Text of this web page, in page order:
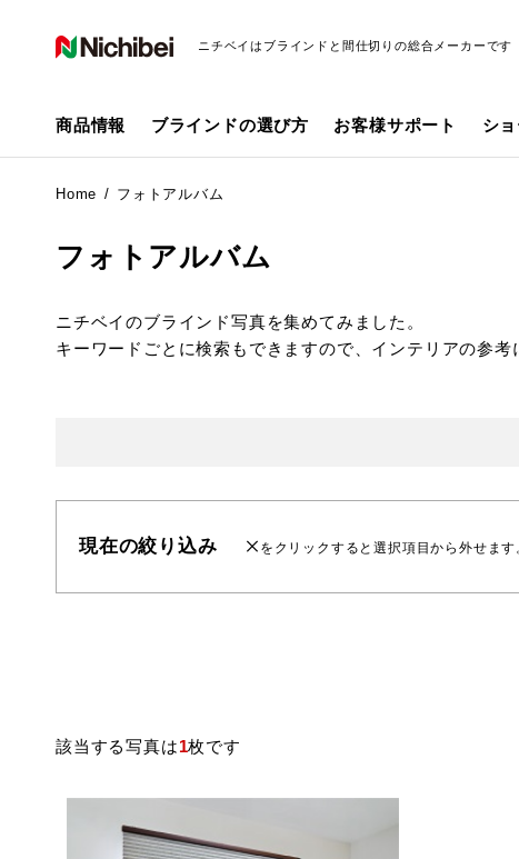
ニチベイはブラインドと間仕切りの総合メーカーです
商品情報 ブラインドの選び方 お客様サポート シ
Home フォトアルバム
フォトアルバム
ニチベイのブラインド写真を集めてみました。
キーワードごとに検索もできますので、インテリアの参考
現在の絞り込み をクリックすると選択項目から外せます
該当する写真は1枚です